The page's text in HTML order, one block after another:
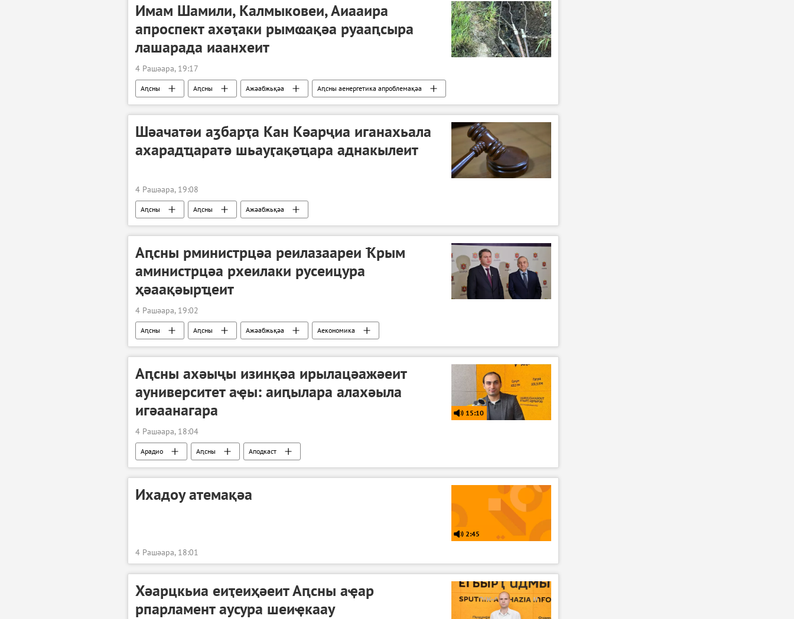
Имам Шамили, Калмыковеи, Аиааира
апроспект ахәҭаки рымҩақәа руааԥсыра
лашарада иаанхеит
4 Рашәара, 19:17
Аԥсны Аԥсны Ажәабжьқәа
Аԥсны аенергетика апроблемақәа
"Амшынеиқәафымцамч" аусура
Шәачатәи аӡбарҭа Кан Кәарҷиа иганахьала
ахарадҵаратә шьауӷақәҵара аднакылеит
4 Рашәара, 19:08
Аԥсны Аԥсны Ажәабжьқәа
Аԥсны рминистрцәа реилазаареи Ҟрым
аминистрцәа рхеилаки русеицура
ҳәаақәырҵеит
4 Рашәара, 19:02
Аԥсны Аԥсны Ажәабжьқәа Аекономика
Аԥсны ахәыҷы изинқәа ирылацәажәеит
ауниверситет аҿы: аиԥылара алахәыла
игәаанагара
15:10
4 Рашәара, 18:04
Арадио Аԥсны Аподкаст
Ихадоу атемақәа
2:45
4 Рашәара, 18:01
Хәарцкьиа еиҭеиҳәеит Аԥсны аҿар
рпарламент аусура шеиҿкаау